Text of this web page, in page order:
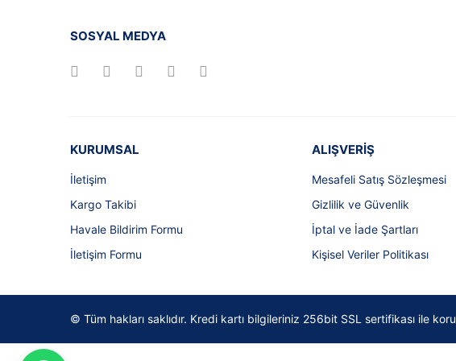
SOSYAL MEDYA
KURUMSAL
İletişim
Kargo Takibi
Havale Bildirim Formu
İletişim Formu
ALIŞVERİŞ
Mesafeli Satış Sözleşmesi
Gizlilik ve Güvenlik
İptal ve İade Şartları
Kişisel Veriler Politikası
© Tüm hakları saklıdır. Kredi kartı bilgileriniz 256bit SSL sertifikası ile